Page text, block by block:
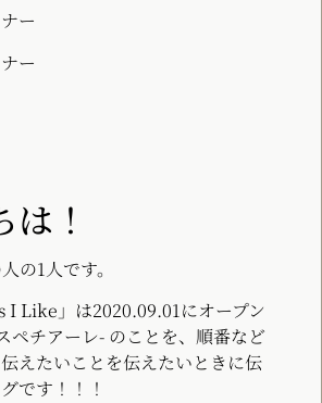
ナー
ー
は！
の1人です。
I Like」は2020.09.01にオープン
ペチアーレ- のことを、順番など
えたいことを伝えたいときに伝
です！！！